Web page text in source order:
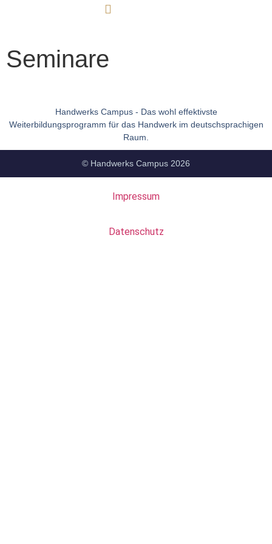
Seminare
Handwerks Campus - Das wohl effektivste
Weiterbildungsprogramm für das Handwerk im deutschsprachigen
Raum.
© Handwerks Campus 2026
Impressum
Datenschutz